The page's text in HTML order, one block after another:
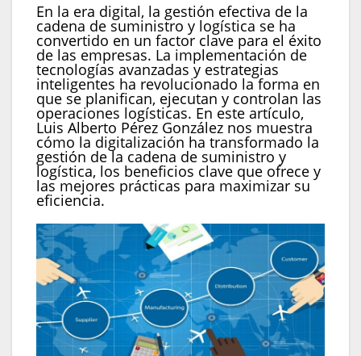
En la era digital, la gestión efectiva de la
cadena de suministro y logística se ha
convertido en un factor clave para el éxito
de las empresas. La implementación de
tecnologías avanzadas y estrategias
inteligentes ha revolucionado la forma en
que se planifican, ejecutan y controlan las
operaciones logísticas. En este artículo,
Luis Alberto Pérez González nos muestra
cómo la digitalización ha transformado la
gestión de la cadena de suministro y
logística, los beneficios clave que ofrece y
las mejores prácticas para maximizar su
eficiencia.